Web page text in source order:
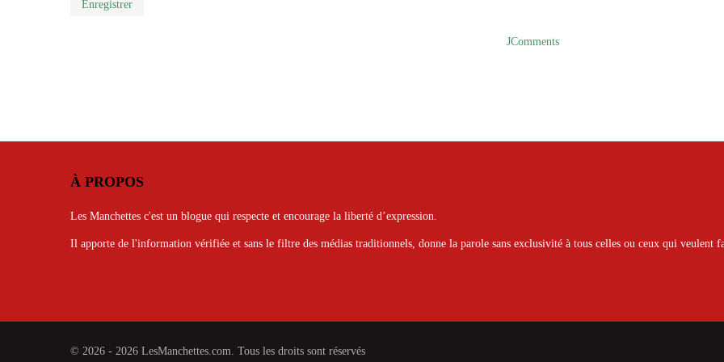
Enregistrer
JComments
À PROPOS
Les Manchettes c'est un blogue qui respecte et encourage la liberté d’expression.
Il apporte de l'information vérifiée et sans le filtre des médias traditionnels, donne la parole sans exclusivité à tous celles ou ceux qui veulent
© 2026 - 2026 LesManchettes.com. Tous les droits sont réservés